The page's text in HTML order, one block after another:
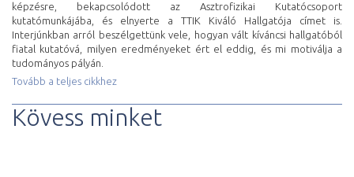
képzésre, bekapcsolódott az Asztrofizikai Kutatócsoport
kutatómunkájába, és elnyerte a TTIK Kiváló Hallgatója címet is.
Interjúnkban arról beszélgettünk vele, hogyan vált kíváncsi hallgatóból
fiatal kutatóvá, milyen eredményeket ért el eddig, és mi motiválja a
tudományos pályán.
Tovább a teljes cikkhez
Kövess minket